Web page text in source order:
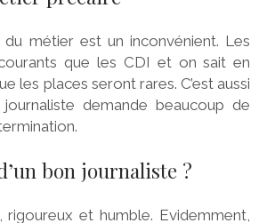
métier est un inconvénient. Les
que les CDI et on sait en
les places seront rares. C’est aussi
demande beaucoup de
bon journaliste ?
rigoureux et humble. Evidemment,